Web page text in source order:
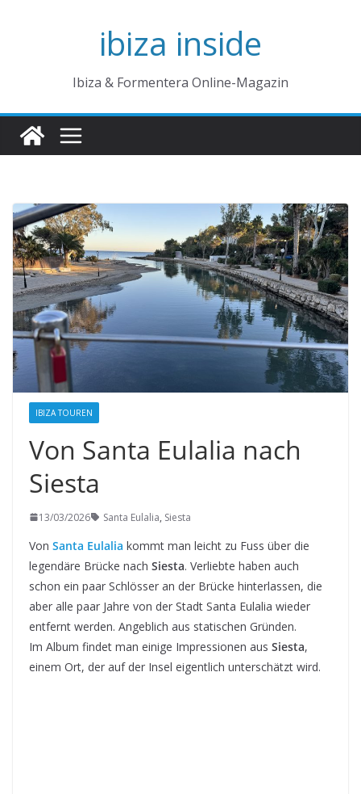
ibiza inside
Ibiza & Formentera Online-Magazin
IBIZA TOUREN
Von Santa Eulalia nach
Siesta
13/03/2026 Santa Eulalia, Siesta
Von Santa Eulalia kommt man leicht zu Fuss über die
legendäre Brücke nach Siesta. Verliebte haben auch
schon ein paar Schlösser an der Brücke hinterlassen, die
aber alle paar Jahre von der Stadt Santa Eulalia wieder
entfernt werden. Angeblich aus statischen Gründen.
Im Album findet man einige Impressionen aus Siesta,
einem Ort, der auf der Insel eigentlich unterschätzt wird.